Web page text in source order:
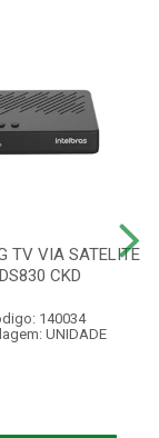
TV VIA SATELITE
CKD
140034
UNIDADE